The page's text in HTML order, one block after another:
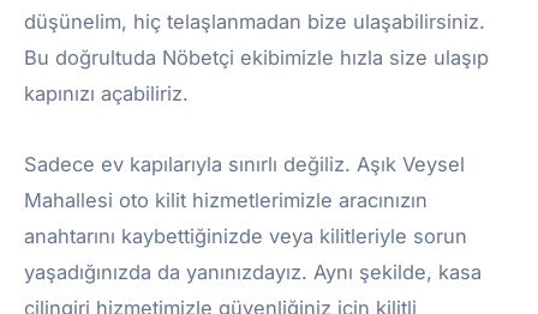
düşünelim, hiç telaşlanmadan bize ulaşabilirsiniz.
Bu doğrultuda Nöbetçi ekibimizle hızla size ulaşıp
kapınızı açabiliriz.
Sadece ev kapılarıyla sınırlı değiliz. Aşık Veysel
Mahallesi oto kilit hizmetlerimizle aracınızın
anahtarını kaybettiğinizde veya kilitleriyle sorun
yaşadığınızda da yanınızdayız. Aynı şekilde, kasa
çilingiri hizmetimizle güvenliğiniz için kilitli